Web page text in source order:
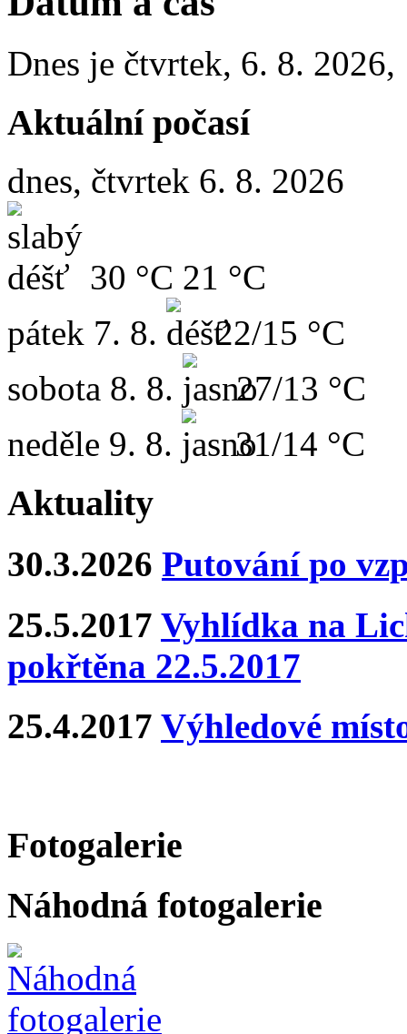
Dnes je čtvrtek, 6. 8. 2026,
Aktuální počasí
dnes, čtvrtek 6. 8. 2026
30 °C 21 °C
pátek 7. 8.
22/15 °C
sobota 8. 8.
27/13 °C
neděle 9. 8. 31/14 °C
Aktuality
30.3.2026 Putování po
25.5.2017 Vyhlídka na
pokřtěna 22.5.2017
25.4.2017 Výhledové
Fotogalerie
Náhodná fotogalerie